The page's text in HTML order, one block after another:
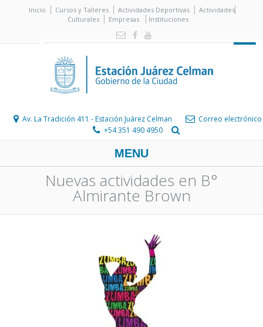
Inicio Cursos y Talleres Actividades Deportivas
Actividades
Culturales
Empresas Instituciones
Av. La Tradición 411 - Estación Juárez Celman
Correo electrónico
+54 351 490 4950
MENU
Nuevas actividades en B°
Almirante Brown